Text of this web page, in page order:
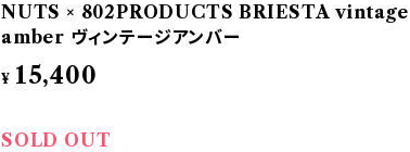
NUTS × 802PRODUCTS BRIESTA vintage
amber ヴィンテージアンバー
¥ 15,400
SOLD OUT